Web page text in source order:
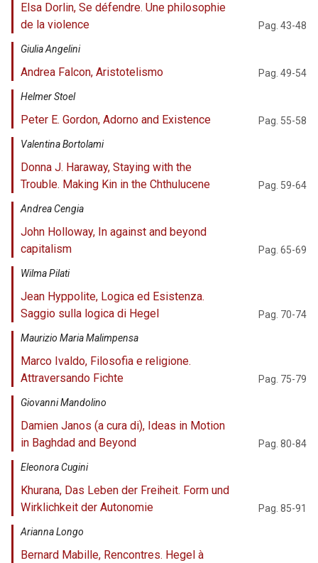
Elsa Dorlin, Se défendre. Une philosophie
de la violence
Pag. 43-48
Giulia Angelini
Andrea Falcon, Aristotelismo Pag. 49-54
Helmer Stoel
Peter E. Gordon, Adorno and Existence Pag. 55-58
Valentina Bortolami
Donna J. Haraway, Staying with the
Trouble. Making Kin in the Chthulucene
Pag. 59-64
Andrea Cengia
John Holloway, In against and beyond
capitalism
Pag. 65-69
Wilma Pilati
Jean Hyppolite, Logica ed Esistenza.
Saggio sulla logica di Hegel
Pag. 70-74
Maurizio Maria Malimpensa
Marco Ivaldo, Filosofia e religione.
Attraversando Fichte
Pag. 75-79
Giovanni Mandolino
Damien Janos (a cura di), Ideas in Motion
in Baghdad and Beyond
Pag. 80-84
Eleonora Cugini
Khurana, Das Leben der Freiheit. Form und
Wirklichkeit der Autonomie
Pag. 85-91
Arianna Longo
Bernard Mabille, Rencontres. Hegel à